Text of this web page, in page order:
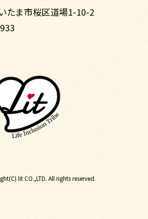
たま市桜区道場1-10-2
lit CO.,LTD. All rights reserved.